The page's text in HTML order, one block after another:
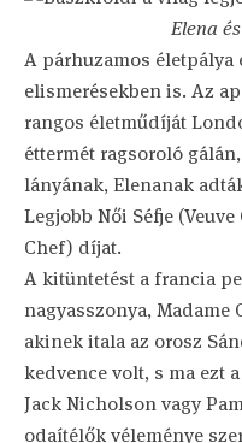
Elena
A párhuzamos
elismerésekben is. Az
rangos életműdíját
éttermét ragsoroló
lányának, Elenanak
Legjobb Női Séfje
Chef) díjat.
A kitüntetést a francia
nagyasszonya,
akinek itala az orosz
kedvence volt, s ma ezt
Jack Nicholson vagy
odaítélők véleménye